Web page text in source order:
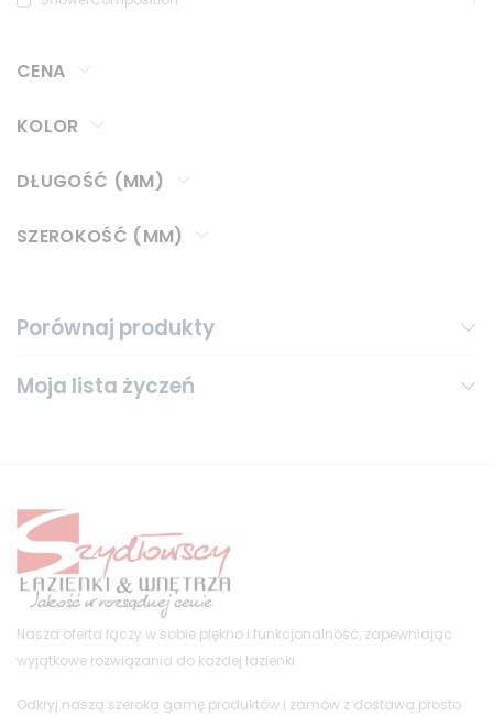
CENA
KOLOR
DŁUGOŚĆ (MM)
SZEROKOŚĆ (MM)
Porównaj produkty
Moja lista życzeń
Nasza oferta łączy w sobie piękno i funkcjonalność, zapewniając
wyjątkowe rozwiązania do każdej łazienki.
Odkryj naszą szeroką gamę produktów i zamów z dostawą prosto